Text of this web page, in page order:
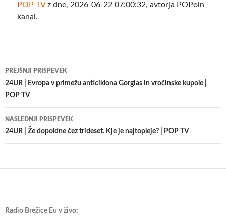
POP TVz dne, 2026-06-22 07:00:32, avtorja POPoln
kanal.
Krmarjenje
po
PREJŠNJI PRISPEVEK
24UR | Evropa v primežu anticiklona Gorgias in vročinske kupole |
POP TV
NASLEDNJI PRISPEVEK
24UR | Že dopoldne čez trideset. Kje je najtopleje? | POP TV
Radio Brežice Eu v živo: